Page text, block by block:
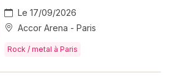
Le 17/09/2026
Accor Arena - Paris
Rock / metal à Paris